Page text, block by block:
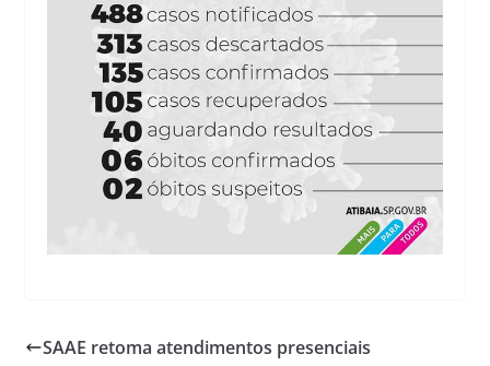
SAAE retoma atendimentos presenciais